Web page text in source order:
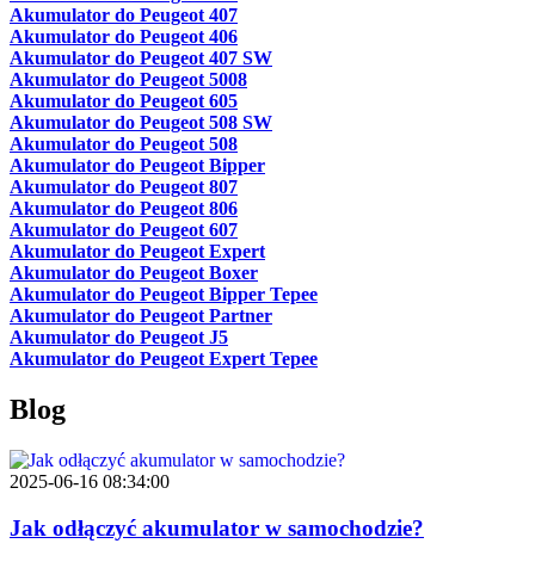
Akumulator do Peugeot 407
Akumulator do Peugeot 406
Akumulator do Peugeot 407 SW
Akumulator do Peugeot 5008
Akumulator do Peugeot 605
Akumulator do Peugeot 508 SW
Akumulator do Peugeot 508
Akumulator do Peugeot Bipper
Akumulator do Peugeot 807
Akumulator do Peugeot 806
Akumulator do Peugeot 607
Akumulator do Peugeot Expert
Akumulator do Peugeot Boxer
Akumulator do Peugeot Bipper Tepee
Akumulator do Peugeot Partner
Akumulator do Peugeot J5
Akumulator do Peugeot Expert Tepee
Blog
2025-06-16 08:34:00
Jak odłączyć akumulator w samochodzie?